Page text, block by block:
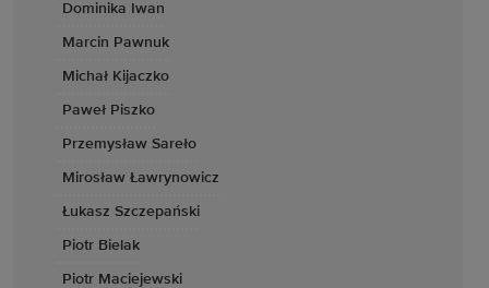
Dominika Iwan
Marcin Pawnuk
Michał Kijaczko
Paweł Piszko
Przemysław Sareło
Mirosław Ławrynowicz
Łukasz Szczepański
Piotr Bielak
Piotr Maciejewski